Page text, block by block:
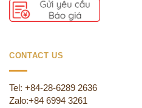
CONTACT US
Tel: +84-28-6289 2636
Zalo:+84 6994 3261